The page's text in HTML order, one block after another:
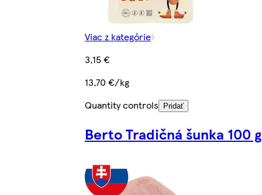
Viac z kategórie
3,15 €
13,70 €/kg
Quantity controls
Pridať
Berto Tradičná šunka 100 g